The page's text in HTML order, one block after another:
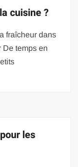
cuisine ?
fraîcheur dans
De temps en
les